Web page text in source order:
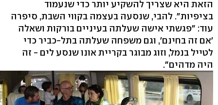
הזאת היא שצריך להשקיע יותר כדי שנעמוד
בציפיות". להבי, שנסעה בעצמה בקווי השבת, סיפרה
עוד: "פגשתי אישה שעלתה בעיניים בורקות ושאלה
'אם זה בחינם', וגם משפחה שעלתה בתל-כביר כדי
לטייל בנמל, וזוג מבוגר בקריית אונו שנסע לים - זה
היה מדהים".